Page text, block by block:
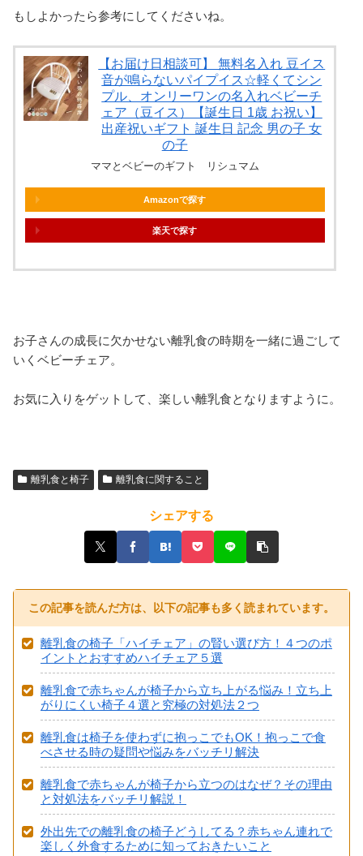
もしよかったら参考にしてくださいね。
【お届け日相談可】 無料名入れ 豆イス
音が鳴らないパイプイス☆軽くてシン
プル、オンリーワンの名入れベビーチ
ェア（豆イス）【誕生日 1歳 お祝い】
出産祝いギフト 誕生日 記念 男の子 女
の子
ママとベビーのギフト リシュマム
Amazon
楽天
お子さんの成長に欠かせない離乳食の時期を一緒に過ごして
いくベビーチェア。
お気に入りをゲットして、楽しい離乳食となりますように。
離乳食と椅子 離乳食に関すること
シェアする
この記事を読んだ方は、以下の記事も多く読まれています。
離乳食の椅子「ハイチェア」の賢い選び方！４つのポ
イントとおすすめハイチェア５選
離乳食で赤ちゃんが椅子から立ち上がる悩み！立ち上
がりにくい椅子４選と究極の対処法２つ
離乳食は椅子を使わずに抱っこでもOK！抱っこで食
べさせる時の疑問や悩みをバッチリ解決
離乳食で赤ちゃんが椅子から立つのはなぜ？その理由
と対処法をバッチリ解説！
外出先での離乳食の椅子どうしてる？赤ちゃん連れで
楽しく外食するために知っておきたいこと